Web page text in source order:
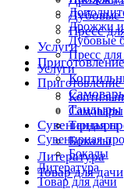
Дубовые
Пресс
Услуги
Тандыры
Сувенирная
Бокалы
Литература
Товар для дачи
Дрожжи и
Дубовые
Пресс
Услуги
Самовары
Тандыры
Сувенирная
Бокалы
Литература
Товар для дачи